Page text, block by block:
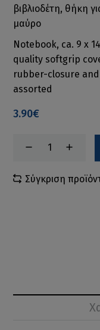
βιβλιοδέτη, θήκη
μαύρο
Notebook, ca. 9 x
quality softgrip
rubber-closure
assorted
3.90€
Σύγκριση